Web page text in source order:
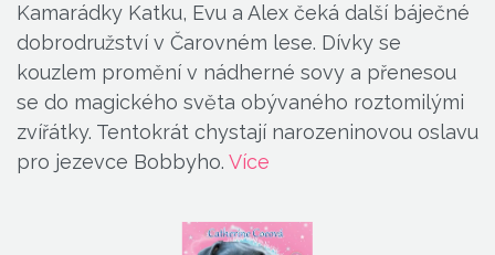
Kamarádky Katku, Evu a Alex čeká další báječné
dobrodružství v Čarovném lese. Dívky se
kouzlem promění v nádherné sovy a přenesou
se do magického světa obývaného roztomilými
zvířátky. Tentokrát chystají narozeninovou oslavu
pro jezevce Bobbyho. Více